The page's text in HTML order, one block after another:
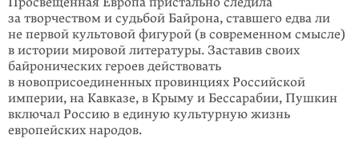
за творчеством и судьбой Байрона, ставшего едва ли
не первой культовой фигу­рой (в современном смысле)
в истории мировой литературы. Заставив своих
байронических героев действовать
в новоприсоединенных провинциях Россий­ской
империи, на Кавказе, в Крыму и Бессарабии, Пушкин
включал Россию в единую культурную жизнь
европейских народов.